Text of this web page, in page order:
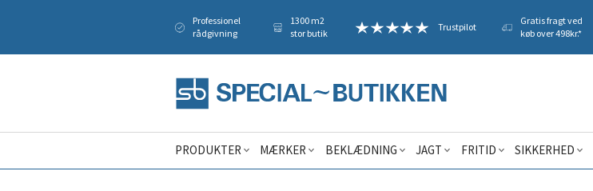
Professionel
rådgivning
1300 m2
stor butik
Trustpilot
Gratis fragt ved
køb over 498kr.*
PRODUKTER MÆRKER BEKLÆDNING JAGT FRITID SIKKERHED